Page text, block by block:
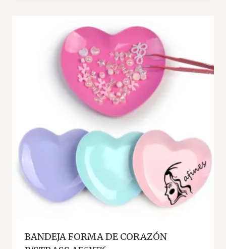
BANDEJA FORMA DE CORAZÓN